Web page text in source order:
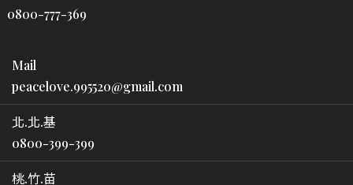
0800-777-369
Mail
peacelove.995520@gmail.com
北.北.基
0800-399-399
桃.竹.苗